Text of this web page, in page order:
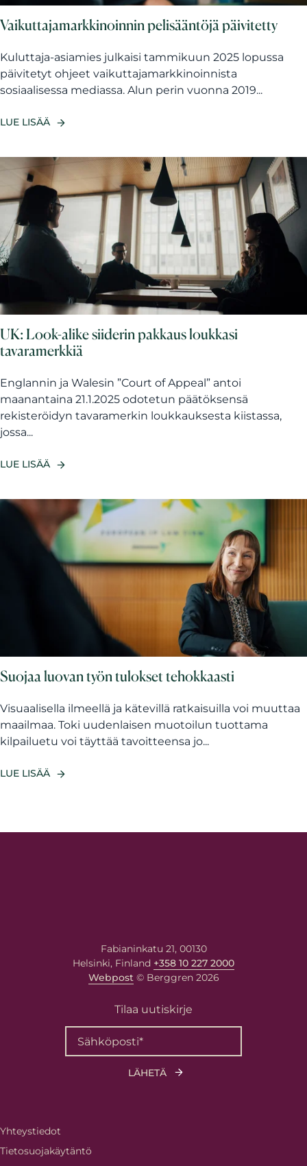
Vaikuttajamarkkinoinnin pelisääntöjä päivitetty
Kuluttaja-asiamies julkaisi tammikuun 2025 lopussa
päivitetyt ohjeet vaikuttajamarkkinoinnista
sosiaalisessa mediassa. Alun perin vuonna 2019...
LUE LISÄÄ
UK: Look-alike siiderin pakkaus loukkasi
tavaramerkkiä
Englannin ja Walesin ”Court of Appeal” antoi
maanantaina 21.1.2025 odotetun päätöksensä
rekisteröidyn tavaramerkin loukkauksesta kiistassa,
jossa...
LUE LISÄÄ
Suojaa luovan työn tulokset tehokkaasti
Visuaalisella ilmeellä ja kätevillä ratkaisuilla voi muuttaa
maailmaa. Toki uudenlaisen muotoilun tuottama
kilpailuetu voi täyttää tavoitteensa jo...
LUE LISÄÄ
Fabianinkatu 21, 00130
Helsinki, Finland +358 10 227 2000
Webpost© Berggren 2026
Tilaa uutiskirje
Yhteystiedot
Tietosuojakäytäntö